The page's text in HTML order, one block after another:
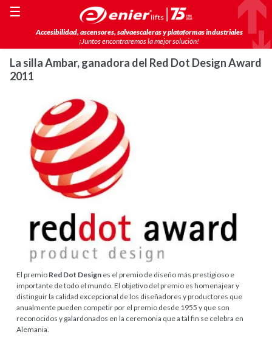
Accesibilidad, ascensores, salvaescaleras y plataformas industriales
¡Juntos encontraremos la mejor solución!
☰
La silla Ambar, ganadora del Red Dot Design Award
2011
El premio Red Dot Design es el premio de diseño más prestigioso e
importante de todo el mundo. El objetivo del premio es homenajear y
distinguir la calidad excepcional de los diseñadores y productores que
anualmente pueden competir por el premio desde 1955 y que son
reconocidos y galardonados en la ceremonia que a tal fin se celebra en
Alemania.